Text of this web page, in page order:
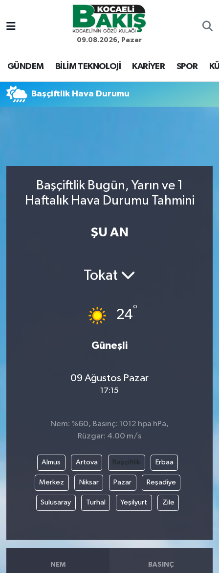
09.08.2026, Pazar
GÜNDEM BİLİM TEKNOLOJİ KARİYER SPOR
Başçiftlik Hava Durumu
Başçiftlik Bugün, Yarın ve 1
Haftalık Hava Durumu Tahmini
ŞU AN
Tokat
24°
Güneşli
09 Ağustos Pazar
17:15
Nem: %60, Basınç: 1012 hpa hPa,
Rüzgar: 4.00 m/s
Almus Artova Başçiftlik Erbaa
Merkez Niksar Pazar Reşadiye
Sulusaray Turhal Yeşilyurt Zile
NEM BASINÇ
Kocaeli Nöbetçi Eczaneler
Kocaeli Hava Durumu
Haber Arşivi